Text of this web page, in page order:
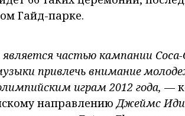
Гайд-парке.
частью кампании Coca-
привлечь внимание
играм 2012 года, —
направлениюДжеймс Иди